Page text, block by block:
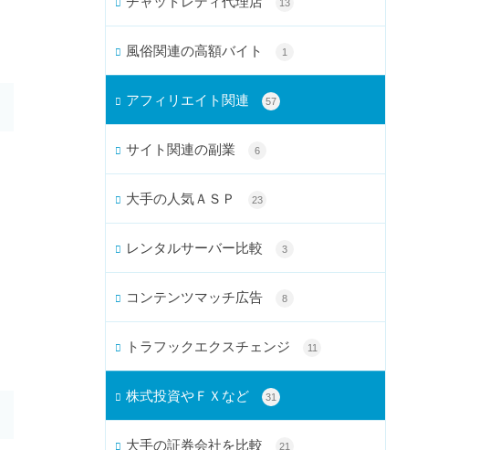
13
風俗関連の高額バイト 1
アフィリエイト関連 57
サイト関連の副業 6
大手の人気ＡＳＰ 23
レンタルサーバー比較 3
コンテンツマッチ広告 8
トラフックエクスチェンジ 11
株式投資やＦＸなど 31
大手の証券会社を比較 21